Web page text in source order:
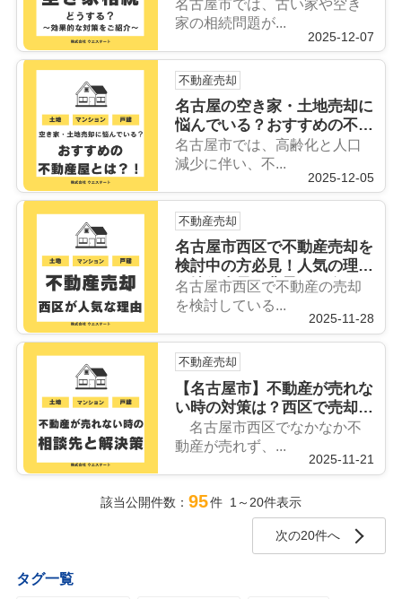
解説！
名古屋市では、古い家や空き
家の相続問題が...
2025-12-07
不動産売却
名古屋の空き家・土地売却に
悩んでいる？おすすめの不動
産屋とは？！
名古屋市では、高齢化と人口
減少に伴い、不...
2025-12-05
不動産売却
名古屋市西区で不動産売却を
検討中の方必見！人気の理由
や地価上昇の背景も紹介
名古屋市西区で不動産の売却
を検討している...
2025-11-28
不動産売却
【名古屋市】不動産が売れな
い時の対策は？西区で売却し
たい方へ対応事例を紹介
名古屋市西区でなかなか不
動産が売れず、...
2025-11-21
該当公開件数： 95件 1～20件表示
次の20件へ
タグ一覧